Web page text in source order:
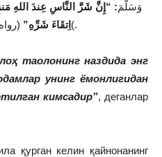
وَسَلَّمَ: “إِنَّ شَرَّ النَّاسِ عِندَ اللهِ
اِتقَاءَ شَرِّهِ” (رواه الْاِمَامُ البخاري(.
таолонинг наздида энг
унинг ёмонлигидан
кимсадир”, деганлар
қурган келин қайнонанинг